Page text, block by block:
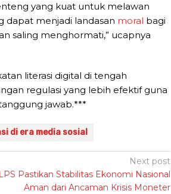
yang kuat untuk melawan
dapat menjadi landasan moral bagi
saling menghormati,” ucapnya
literasi digital di tengah
regulasi yang lebih efektif guna
jawab.***
di era media sosial
Next post
LPS Pastikan Stabilitas Ekonomi Nasional
Aman dari Ancaman Krisis Moneter